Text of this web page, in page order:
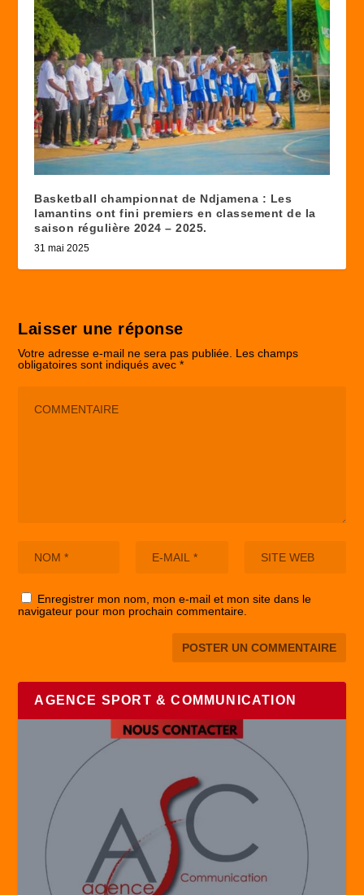
Basketball championnat de Ndjamena : Les
lamantins ont fini premiers en classement de la
saison régulière 2024 – 2025.
31 mai 2025
Laisser une réponse
Votre adresse e-mail ne sera pas publiée. Les champs
obligatoires sont indiqués avec*
Enregistrer mon nom, mon e-mail et mon site dans le
navigateur pour mon prochain commentaire.
AGENCE SPORT & COMMUNICATION